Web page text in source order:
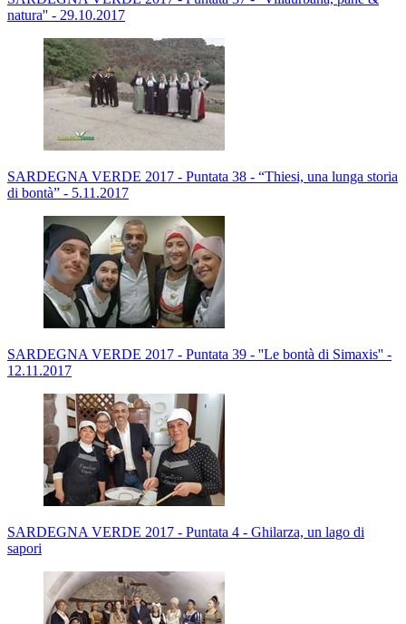
natura'' - 29.10.2017
SARDEGNA VERDE 2017 - Puntata 38 - “Thiesi, una lunga storia
di bontà” - 5.11.2017
SARDEGNA VERDE 2017 - Puntata 39 - ''Le bontà di Simaxis'' -
12.11.2017
SARDEGNA VERDE 2017 - Puntata 4 - Ghilarza, un lago di
sapori